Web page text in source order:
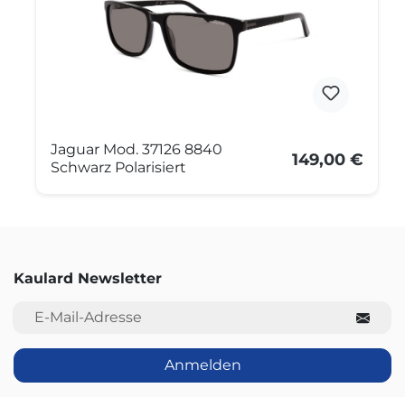
Jaguar Mod. 37126 8840
Schwarz Polarisiert
149,00 €
Kaulard Newsletter
E-Mail-Adresse
Anmelden